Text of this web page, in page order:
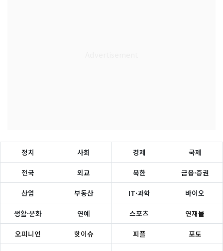
정치 사회 경제 국제
전국 외교 북한 금융·증권
산업 부동산 IT·과학 바이오
생활·문화 연예 스포츠 연재물
오피니언 핫이슈 피플 포토